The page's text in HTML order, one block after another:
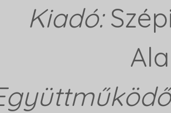
Kiadó: